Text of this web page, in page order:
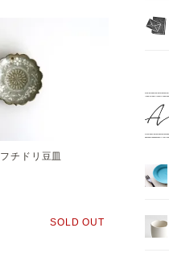
チドリ豆皿
SOLD OUT